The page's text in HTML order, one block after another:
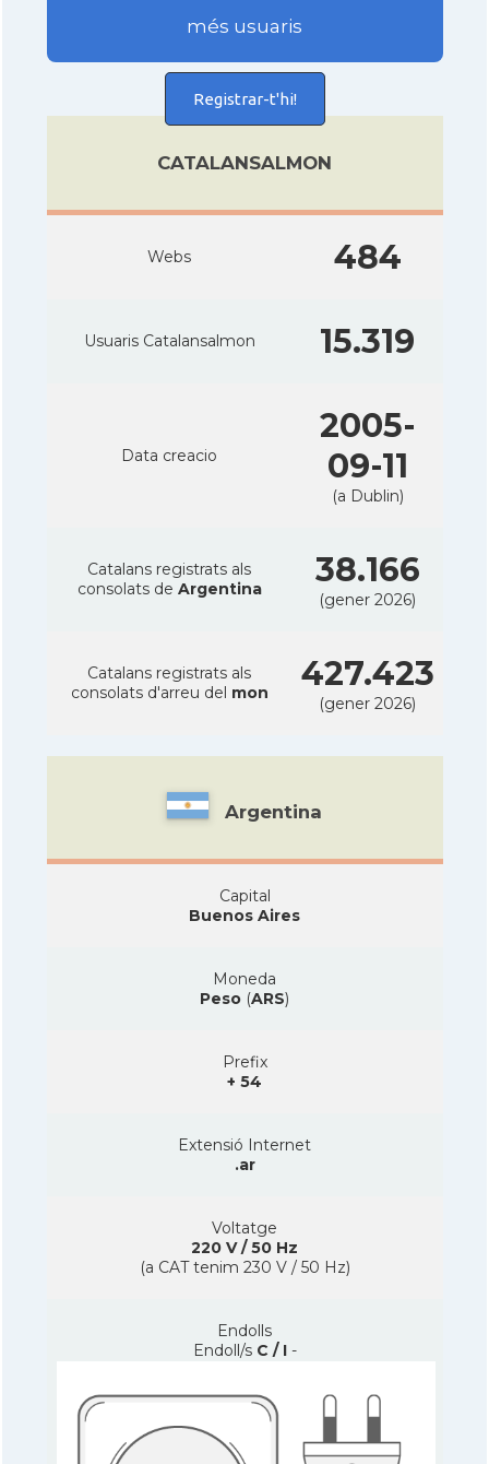
més usuaris
Registrar-t'hi!
CATALANSALMON
Webs 484
Usuaris Catalansalmon 15.319
Data creacio
2005-
09-11
(a Dublin)
Catalans registrats als
consolats de Argentina 38.166
(gener 2026)
Catalans registrats als
consolats d'arreu del mon 427.423
(gener 2026)
Argentina
Capital
Buenos Aires
Moneda
Peso (ARS)
Prefix
+ 54
Extensió Internet
.ar
Voltatge
220 V / 50 Hz
(a CAT tenim 230 V / 50 Hz)
Endolls
Endoll/s C / I-